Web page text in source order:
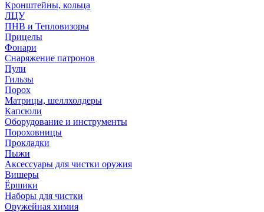
Кронштейны, кольца
ЛЦУ
ПНВ и Тепловизоры
Прицелы
Фонари
Снаряжение патронов
Пули
Гильзы
Порох
Матрицы, шеллхолдеры
Капсюли
Оборудование и инструменты
Пороховницы
Прокладки
Пыжи
Аксессуары для чистки оружия
Вишеры
Ёршики
Наборы для чистки
Оружейная химия